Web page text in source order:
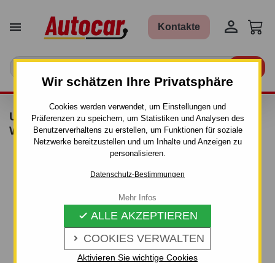
Wir schätzen Ihre Privatsphäre
Cookies werden verwendet, um Einstellungen und
Präferenzen zu speichern, um Statistiken und Analysen des
Benutzerverhaltens zu erstellen, um Funktionen für soziale
Netzwerke bereitzustellen und um Inhalte und Anzeigen zu
personalisieren.
Datenschutz-Bestimmungen
 COOKIES VERWALTEN
 ALLE AKZEPTIEREN
Aktivieren Sie wichtige Cookies
Mehr Infos
 Kontakte 
UMRISSLEUCHTE MIT HALTERUNG LED
WEISS